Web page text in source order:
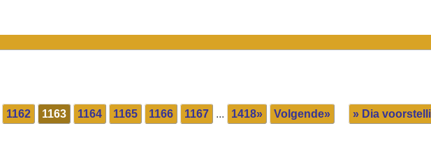
STATISTIEKEN
BLADEREN DOOR
FAMILIENAMEN
GRAFZERK
ALLLES
HANDELSREGISTER 1921-
1977
1162 1163 1164 1165 1166 1167 ... 1418» Volgende» » Dia